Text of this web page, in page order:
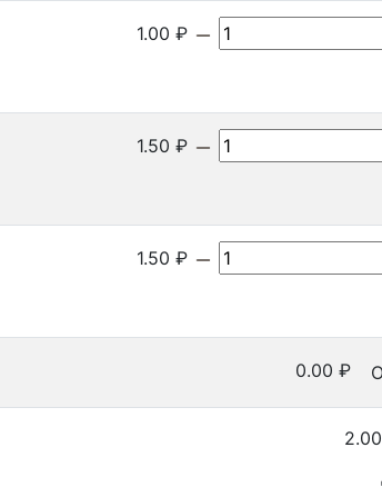
1.00 ₽
1.50 ₽
1.50 ₽
0.00 ₽
2.00